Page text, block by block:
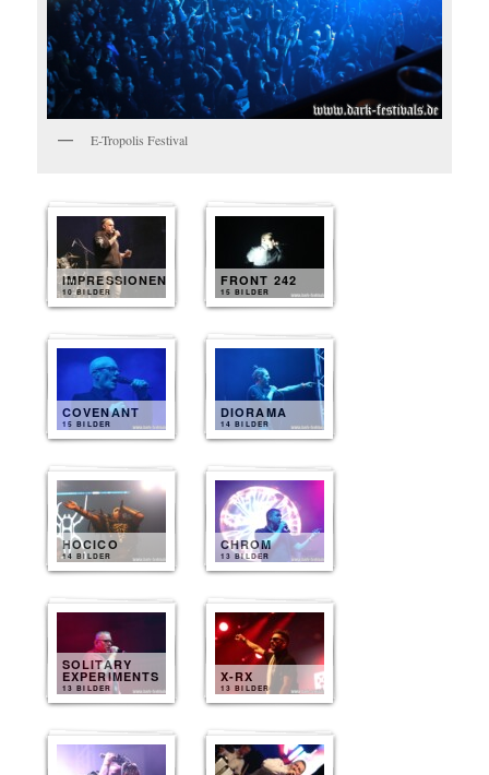
E-Tropolis Festival
IMPRESSIONEN
10 BILDER
FRONT 242
15 BILDER
COVENANT
15 BILDER
DIORAMA
14 BILDER
HOCICO
14 BILDER
CHROM
13 BILDER
SOLITARY
EXPERIMENTS
13 BILDER
X-RX
13 BILDER